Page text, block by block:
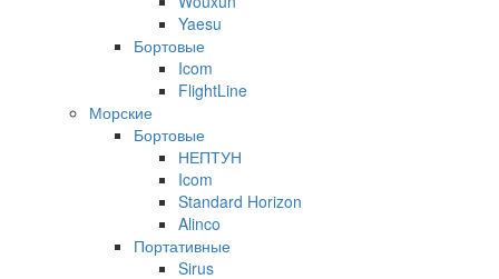
Yaesu
Бортовые
Icom
FlightLine
Морские
Бортовые
НЕПТУН
Icom
Standard Horizon
Alinco
Портативные
Sirus